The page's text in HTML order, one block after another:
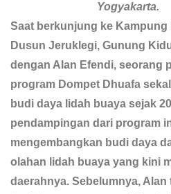
Yogyakarta.
Saat berkunjung ke Kampung
Dusun Jeruklegi, Gunung
dengan Alan Efendi, seorang
program Dompet Dhuafa
budi daya lidah buaya sejak
pendampingan dari program
mengembangkan budi daya
olahan lidah buaya yang kini
daerahnya. Sebelumnya,